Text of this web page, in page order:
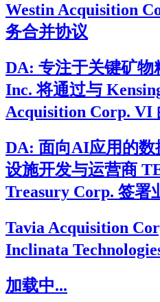
Westin Acquisition
务合并协议
DA: 专注于关键矿物
Inc. 将通过与
Acquisition Corp. VI
DA: 面向AI应用的数
设施开发与运营商
Treasury Corp. 签署
Tavia Acquisition
Inclinata
加载中...